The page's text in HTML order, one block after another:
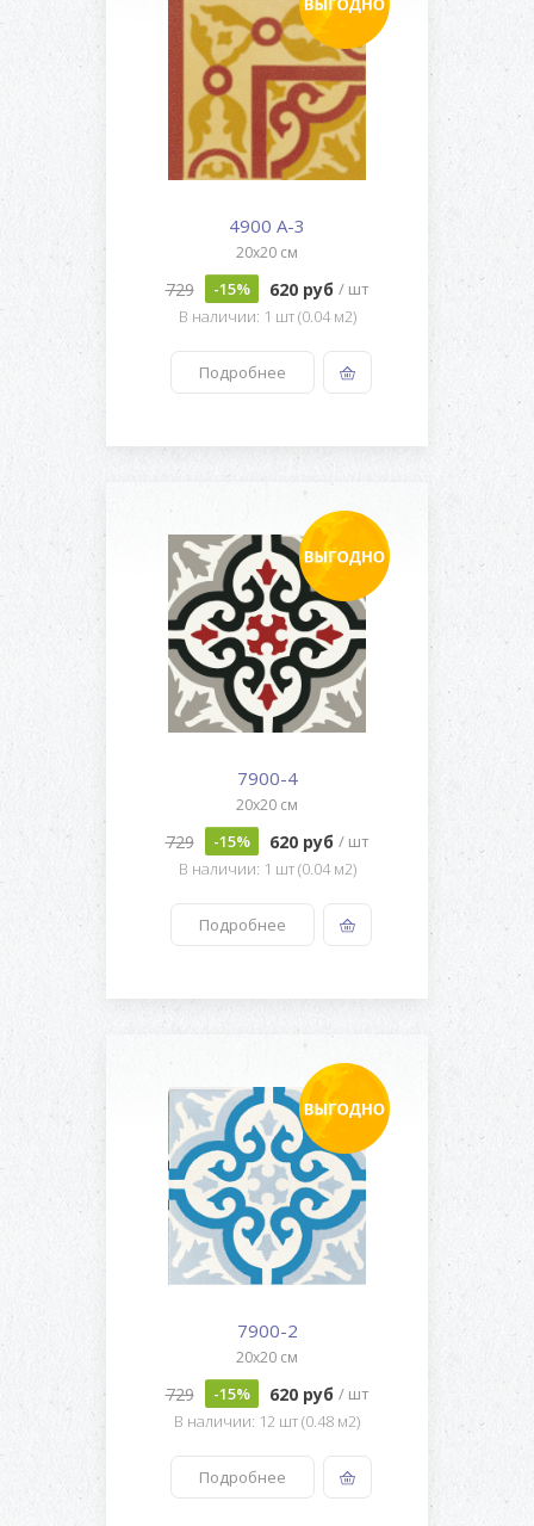
4900 A-3
20x20 см
729 -15% 620 руб / шт
В наличии: 1 шт (0.04 м2)
Подробнее
7900-4
20x20 см
729 -15% 620 руб / шт
В наличии: 1 шт (0.04 м2)
Подробнее
7900-2
20x20 см
729 -15% 620 руб / шт
В наличии: 12 шт (0.48 м2)
Подробнее